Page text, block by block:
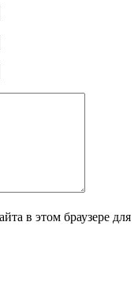
в этом браузере для